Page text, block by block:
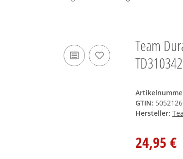
Team
TD310342
GTIN:
Hersteller:
24,95 €